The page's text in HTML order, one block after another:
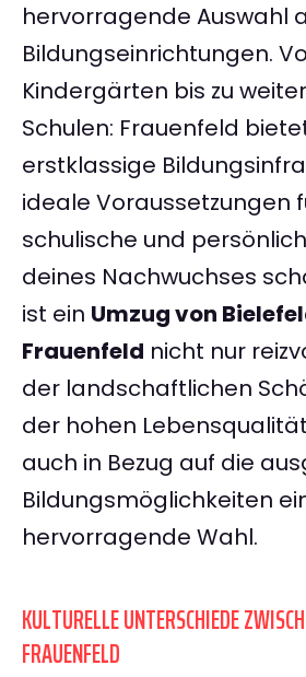
hervorragende Auswahl
Bildungseinrichtungen.
Kindergärten bis zu
Schulen: Frauenfeld
erstklassige
ideale Voraussetzungen
schulische und
deines Nachwuchses
ist ein Umzug von
Frauenfeld nicht nur
der landschaftlichen
der hohen
auch in Bezug auf die
Bildungsmöglichkeiten
hervorragende Wahl.
KULTURELLE UNTERSCHIEDE
FRAUENFELD